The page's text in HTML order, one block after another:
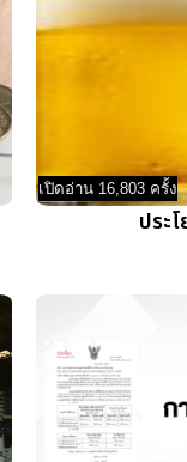
เปิดอ่าน 16,803 ครั้ง
ประ